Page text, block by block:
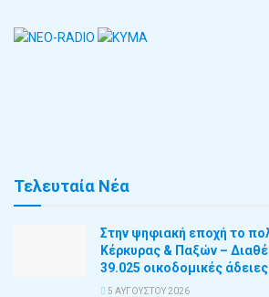
Τελευταία Νέα
Στην ψηφιακή εποχή το
Κέρκυρας & Παξών –
39.025 οικοδομικές άδειες
5 ΑΥΓΟΎΣΤΟΥ 2026